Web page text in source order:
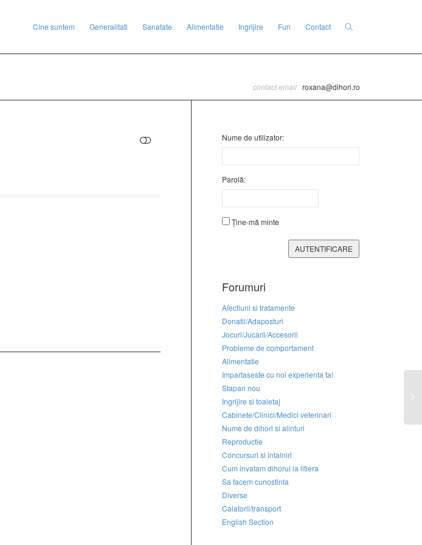
Cine suntem Generalitati Sanatate Alimentatie Ingrijire Fun Contact
contact email roxana@dihori.ro
Nume de utilizator:
Parolă:
Ține-mă minte
AUTENTIFICARE
Forumuri
Afectiuni si tratamente
Donatii/Adaposturi
Jocuri/Jucarii/Accesorii
Probleme de comportament
Alimentatie
Impartaseste cu noi experienta ta!
Stapan nou
Ingrijire si toaletaj
Cabinete/Clinici/Medici veterinari
Nume de dihori si alinturi
Reproductie
Concursuri si intalniri
Cum invatam dihorul la litiera
Sa facem cunostinta
Diverse
Calatorii/transport
English Section